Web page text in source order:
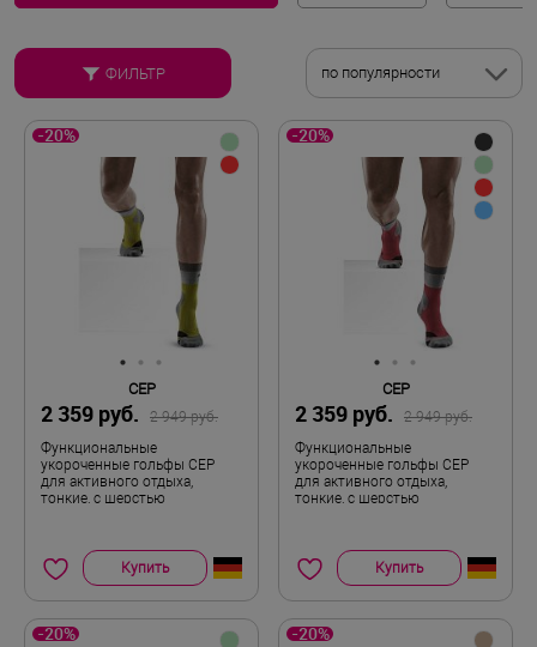
ФИЛЬТР по популярности
-20%
CEP
2 359 руб.
2 949 руб.
Функциональные
укороченные гольфы CEP
для активного отдыха,
тонкие, с шерстью
Купить
-20%
CEP
2 359 руб.
2 949 руб.
Функциональные
укороченные гольфы CEP
для активного отдыха,
тонкие, с шерстью
Купить
-20% -20%